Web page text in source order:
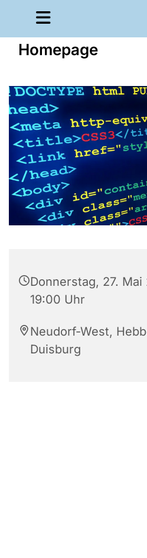
Homepage
Donnerstag, 27. Mai
19:00 Uhr
Neudorf-West,
Duisburg